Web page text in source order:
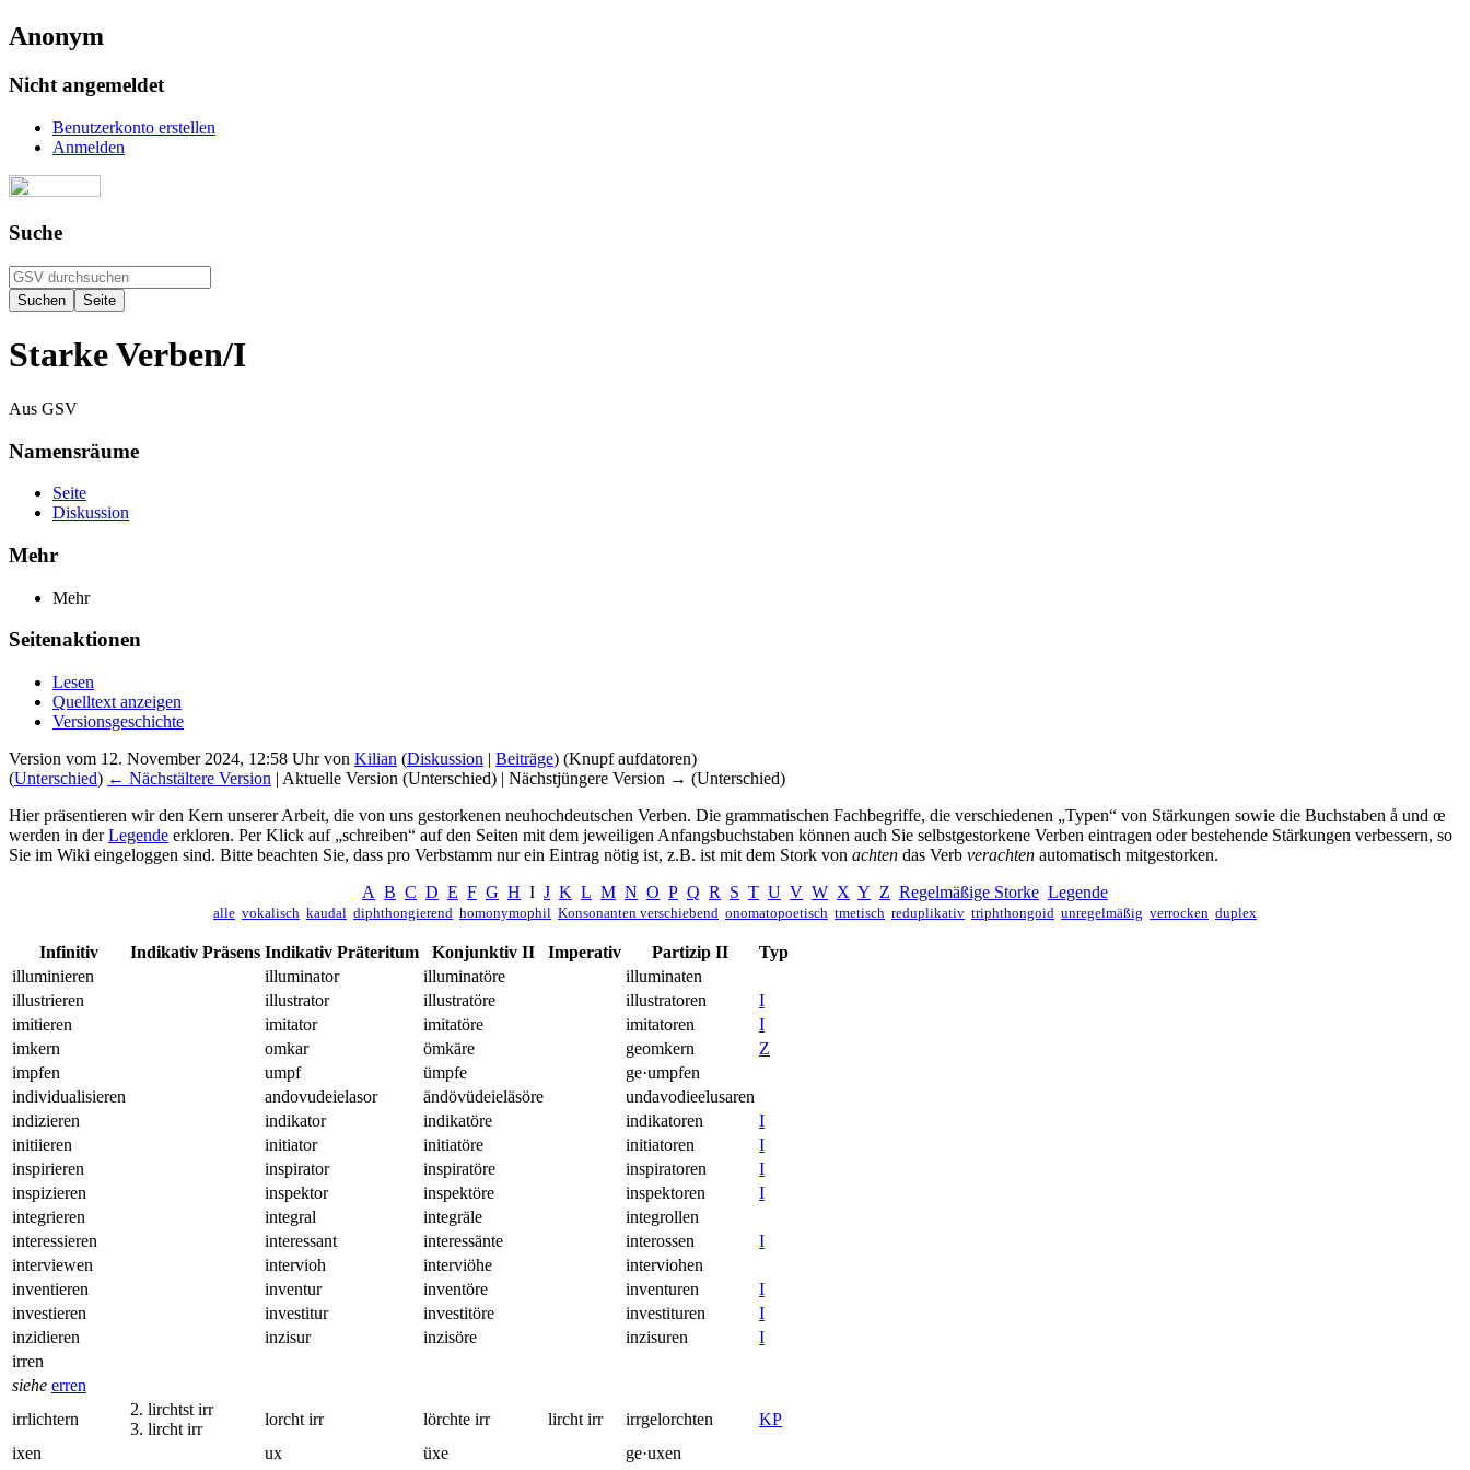
Anonym
Nicht angemeldet
Benutzerkonto erstellen
Anmelden
Suche
Starke Verben/I
Aus GSV
Namensräume
Seite
Diskussion
Mehr
Mehr
Seitenaktionen
Lesen
Quelltext anzeigen
Versionsgeschichte
Version vom 12. November 2024, 12:58 Uhr von Kilian (Diskussion | Beiträge) (Knupf aufdatoren)
(Unterschied) ← Nächstältere Version | Aktuelle Version (Unterschied) | Nächstjüngere Version → (Unterschied)
Hier präsentieren wir den Kern unserer Arbeit, die von uns gestorkenen neuhochdeutschen Verben. Die grammatischen Fachbegriffe, die verschiedenen „Typen“ von Stärkungen sowie die Buchstaben å und œ
werden in derLegende erkloren. Per Klick auf „schreiben“ auf den Seiten mit dem jeweiligen Anfangsbuchstaben können auch Sie selbstgestorkene Verben eintragen oder bestehende Stärkungen verbessern, so
Sie im Wiki eingeloggen sind. Bitte beachten Sie, dass pro Verbstamm nur ein Eintrag nötig ist, z.B. ist mit dem Stork von achten das Verb verachten automatisch mitgestorken.
A B C D E F G H I J K L M N O P Q R S T U V W X Y Z Regelmäßige Storke Legende
alle vokalisch kaudal diphthongierend homonymophil Konsonanten verschiebend onomatopoetisch tmetisch reduplikativ triphthongoid unregelmäßig verrocken duplex
Infinitiv Indikativ Präsens Indikativ Präteritum Konjunktiv II Imperativ Partizip II
Typ
illuminieren
illuminator illuminatöre
illuminaten
illustrieren
illustrator illustratöre illustratoren
I
imitieren
imitator imitatöre imitatoren
I
imkern
omkar ömkäre geomkern
Z
impfen
umpf ümpfe
ge·umpfen
individualisieren
andovudeielasor ändövüdeieläsöre
undavodieelusaren
indizieren
indikator indikatöre indikatoren
I
initiieren
initiator initiatöre initiatoren
I
inspirieren
inspirator inspiratöre inspiratoren
I
inspizieren
inspektor inspektöre inspektoren
I
integrieren
integral integräle
integrollen
interessieren
interessant interessänte interossen
I
interviewen
intervioh interviöhe
interviohen
inventieren
inventur inventöre inventuren
I
investieren
investitur investitöre investituren
I
inzidieren
inzisur inzisöre inzisuren
I
irren
siehe erren
irrlichtern
2. lirchtst irr
3. lircht irr
lorcht irr lörchte irr lircht irr irrgelorchten KP
ixen
ux üxe ge·uxen